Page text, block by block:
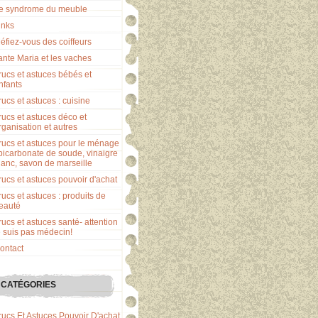
syndrome du meuble
vous des coiffeurs
Maria et les vaches
et astuces bébés et
et astuces : cuisine
et astuces déco et
et autres
et astuces pour le ménage
de soude, vinaigre
savon de marseille
et astuces pouvoir d'achat
et astuces : produits de
et astuces santé- attention
suis pas médecin!
CATÉGORIES
Et Astuces Pouvoir D'achat